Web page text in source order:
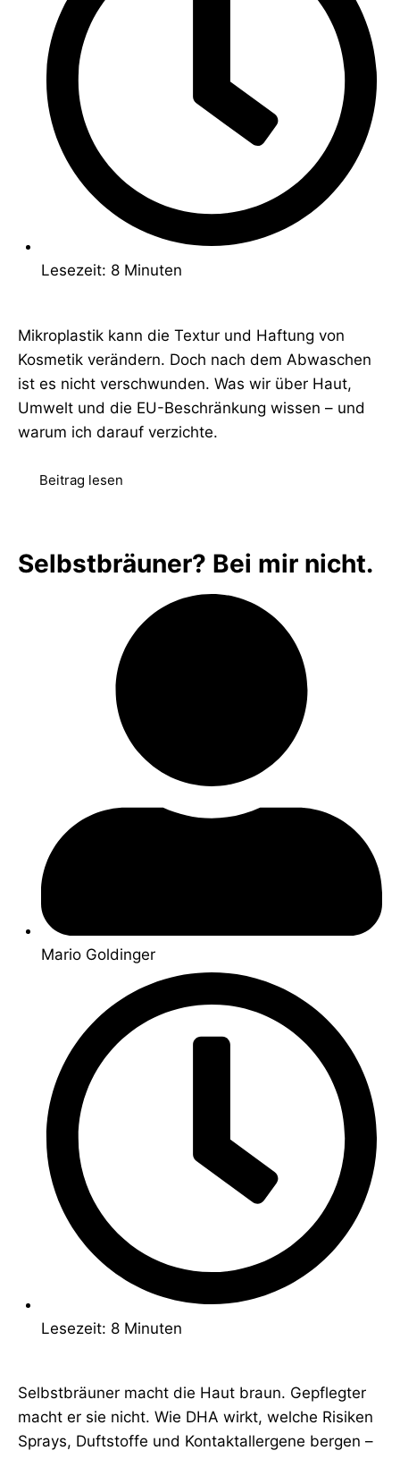
Lesezeit: 8 Minuten
Mikroplastik kann die Textur und Haftung von
Kosmetik verändern. Doch nach dem Abwaschen
ist es nicht verschwunden. Was wir über Haut,
Umwelt und die EU-Beschränkung wissen – und
warum ich darauf verzichte.
Beitrag lesen
Selbstbräuner? Bei mir nicht.
Mario Goldinger
Lesezeit: 8 Minuten
Selbstbräuner macht die Haut braun. Gepflegter
macht er sie nicht. Wie DHA wirkt, welche Risiken
Sprays, Duftstoffe und Kontaktallergene bergen –